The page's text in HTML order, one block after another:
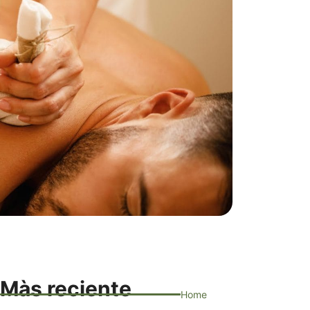
Màs reciente Home